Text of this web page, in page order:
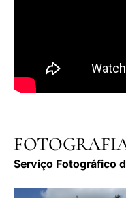
Serviço Fotográfico